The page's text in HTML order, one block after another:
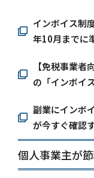
インボイス制
年10月までに
【免税事業
の「インボイ
副業にインボ
が今すぐ確認
個人事業主が